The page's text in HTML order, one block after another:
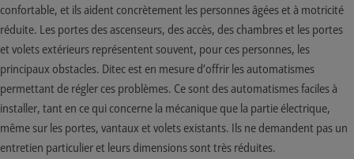
confortable, et ils aident concrètement les personnes âgées et à motricité
réduite. Les portes des ascenseurs, des accès, des chambres et les portes
et volets extérieurs représentent souvent, pour ces personnes, les
principaux obstacles. Ditec est en mesure d’offrir les automatismes
permettant de régler ces problèmes. Ce sont des automatismes faciles à
installer, tant en ce qui concerne la mécanique que la partie électrique,
même sur les portes, vantaux et volets existants. Ils ne demandent pas un
entretien particulier et leurs dimensions sont très réduites.